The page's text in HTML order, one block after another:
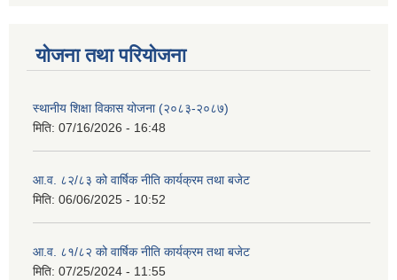
याेजना तथा परियाेजना
स्थानीय शिक्षा विकास योजना (२०८३-२०८७)
मिति: 07/16/2026 - 16:48
आ.व. ८२/८३ को वार्षिक नीति कार्यक्रम तथा बजेट
मिति: 06/06/2025 - 10:52
आ.व. ८१/८२ को वार्षिक नीति कार्यक्रम तथा बजेट
मिति: 07/25/2024 - 11:55